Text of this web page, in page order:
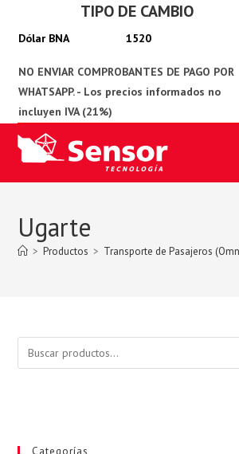
TIPO DE CAMBIO
1520
Ugarte
> Productos > Transporte de Pasajeros
Categorías